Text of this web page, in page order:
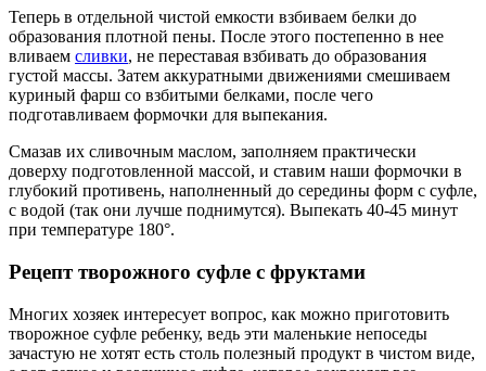
Теперь в отдельной чистой емкости взбиваем белки до
образования плотной пены. После этого постепенно в нее
вливаем сливки, не переставая взбивать до образования
густой массы. Затем аккуратными движениями смешиваем
куриный фарш со взбитыми белками, после чего
подготавливаем формочки для выпекания.
Смазав их сливочным маслом, заполняем практически
доверху подготовленной массой, и ставим наши формочки в
глубокий противень, наполненный до середины форм с суфле,
с водой (так они лучше поднимутся). Выпекать 40-45 минут
при температуре 180°.
Рецепт творожного суфле с фруктами
Многих хозяек интересует вопрос, как можно приготовить
творожное суфле ребенку, ведь эти маленькие непоседы
зачастую не хотят есть столь полезный продукт в чистом виде,